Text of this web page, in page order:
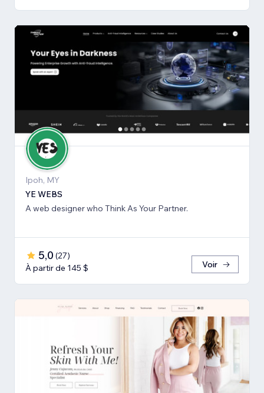
Ipoh, MY
YE WEBS
A web designer who Think As Your Partner.
5,0 (27)
À partir de 145 $
Voir